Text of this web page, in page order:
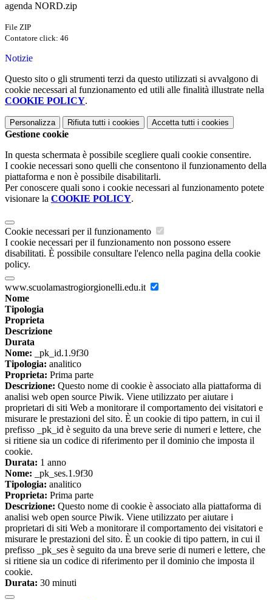
agenda NORD.zip
File ZIP
Contatore click: 46
Notizie
Questo sito o gli strumenti terzi da questo utilizzati si avvalgono di
cookie necessari al funzionamento ed utili alle finalità illustrate nella
COOKIE POLICY.
Personalizza Rifiuta tutti i cookies Accetta tutti i cookies
Gestione cookie
In questa schermata è possibile scegliere quali cookie consentire.
I cookie necessari sono quelli che consentono il funzionamento della
piattaforma e non è possibile disabilitarli.
Per conoscere quali sono i cookie necessari al funzionamento potete
visionare la COOKIE POLICY.
Cookie necessari per il funzionamento
I cookie necessari per il funzionamento non possono essere
disabilitati. È possibile consultare l'elenco nella pagina della cookie
policy.
www.scuolamastrogiorgionelli.edu.it
Nome
Tipologia
Proprieta
Descrizione
Durata
Nome: _pk_id.1.9f30
Tipologia: analitico
Proprieta: Prima parte
Descrizione: Questo nome di cookie è associato alla piattaforma di
analisi web open source Piwik. Viene utilizzato per aiutare i
proprietari di siti Web a monitorare il comportamento dei visitatori e
misurare le prestazioni del sito. È un cookie di tipo pattern, in cui il
prefisso _pk_id è seguito da una breve serie di numeri e lettere, che
si ritiene sia un codice di riferimento per il dominio che imposta il
cookie.
Durata: 1 anno
Nome: _pk_ses.1.9f30
Tipologia: analitico
Proprieta: Prima parte
Descrizione: Questo nome di cookie è associato alla piattaforma di
analisi web open source Piwik. Viene utilizzato per aiutare i
proprietari di siti Web a monitorare il comportamento dei visitatori e
misurare le prestazioni del sito. È un cookie di tipo pattern, in cui il
prefisso _pk_ses è seguito da una breve serie di numeri e lettere, che
si ritiene sia un codice di riferimento per il dominio che imposta il
cookie.
Durata: 30 minuti